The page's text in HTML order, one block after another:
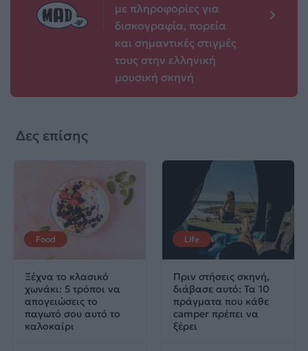
με πληροφορίες για
δισκογραφία, πορεία
και σημαντικές στιγμές
τους στην ελληνική
μουσική σκηνή
Δες επίσης
Food
Ξέχνα το κλασικό
χωνάκι: 5 τρόποι να
απογειώσεις το
παγωτό σου αυτό το
καλοκαίρι
Life
Πριν στήσεις σκηνή,
διάβασε αυτό: Τα 10
πράγματα που κάθε
camper πρέπει να
ξέρει